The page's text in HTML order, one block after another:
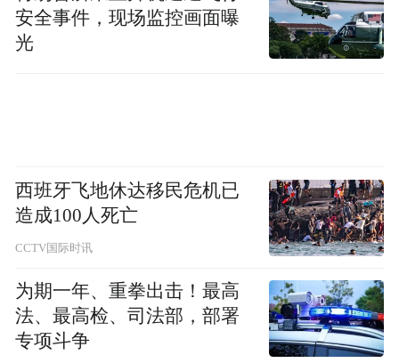
安全事件，现场监控画面曝
光
西班牙飞地休达移民危机已
造成100人死亡
CCTV国际时讯
为期一年、重拳出击！最高
法、最高检、司法部，部署
专项斗争